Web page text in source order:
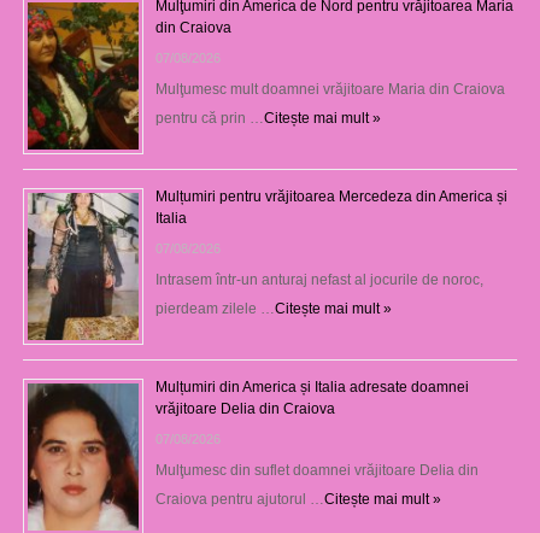
Mulţumiri din America de Nord pentru vrăjitoarea Maria
din Craiova
07/08/2026
Mulţumesc mult doamnei vrăjitoare Maria din Craiova
pentru că prin …Citește mai mult »
Mulțumiri pentru vrăjitoarea Mercedeza din America și
Italia
07/08/2026
Intrasem într-un anturaj nefast al jocurile de noroc,
pierdeam zilele …Citește mai mult »
Mulțumiri din America și Italia adresate doamnei
vrăjitoare Delia din Craiova
07/08/2026
Mulţumesc din suflet doamnei vrăjitoare Delia din
Craiova pentru ajutorul …Citește mai mult »